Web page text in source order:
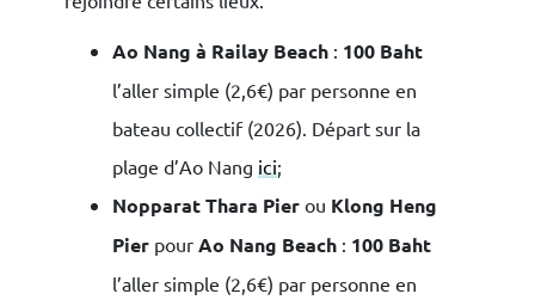
Ao Nang à Railay Beach: 100 Baht
l’aller simple (2,6€) par personne en
bateau collectif (2026). Départ sur la
plage d’Ao Nang ici;
Nopparat Thara Pierou Klong Heng
Pierpour Ao Nang Beach : 100 Baht
l’aller simple (2,6€) par personne en